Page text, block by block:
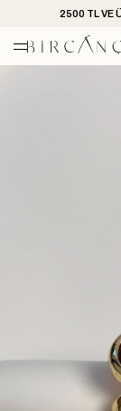
2500 TL VE